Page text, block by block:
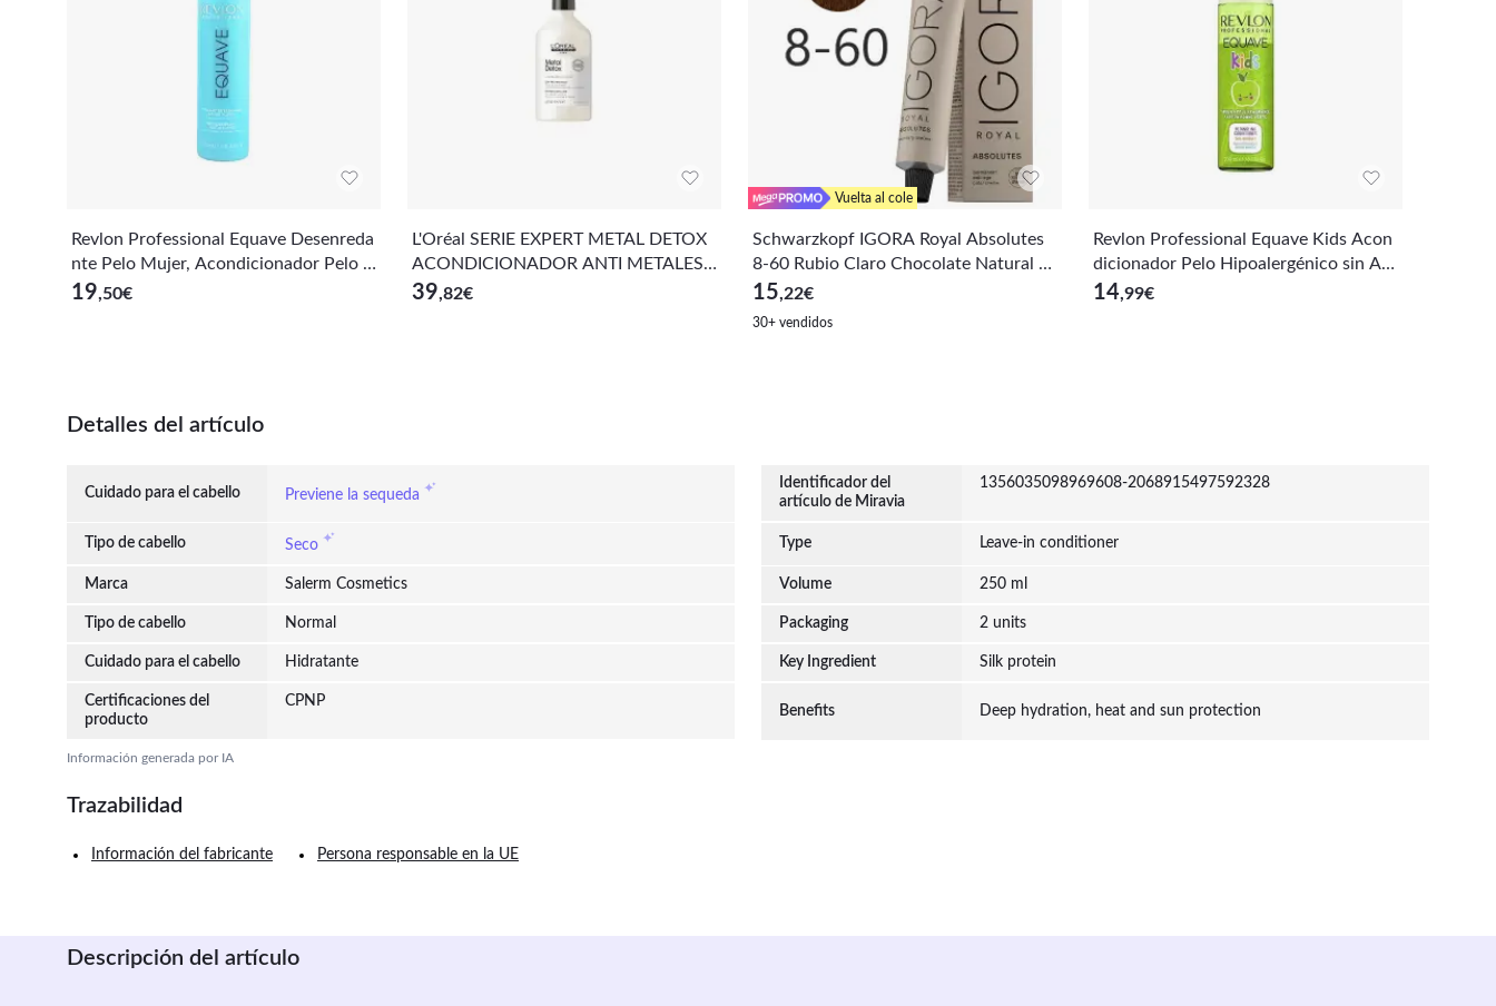
Revlon Professional Equave Desenreda
nte Pelo Mujer, Acondicionador Pelo si
n Aclarado, Cabello Normal/Seco, 500
19,50€
L'Oréal SERIE EXPERT METAL DETOX
ACONDICIONADOR ANTI METALES
500ML
39,82€
Vuelta al cole
Schwarzkopf IGORA Royal Absolutes
8-60 Rubio Claro Chocolate Natural C
uidado del Cabello 60 ml
15,22€
30+ vendidos
Revlon Professional Equave Kids Acon
dicionador Pelo Hipoalergénico sin Acl
arado, Desenredante Pelo, Green Appl
14,99€
Detalles del artículo
Cuidado para el cabello Previene la sequeda
Identificador del
artículo de Miravia
1356035098969608-2068915497592328
Tipo de cabello Seco Type Leave-in conditioner
Marca Salerm Cosmetics Volume 250 ml
Tipo de cabello Normal Packaging 2 units
Cuidado para el cabello Hidratante Key Ingredient Silk protein
Certificaciones del
producto
CPNP
Benefits Deep hydration, heat and sun protection
Información generada por IA
Trazabilidad
Información del fabricante Persona responsable en la UE
Descripción del artículo